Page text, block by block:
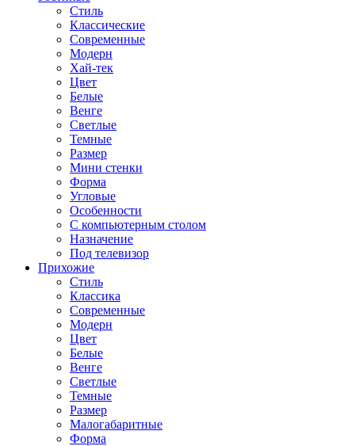
Стиль
Классические
Современные
Модерн
Хай-тек
Цвет
Белые
Венге
Светлые
Темные
Размер
Мини стенки
Форма
Угловые
Особенности
С компьютерным столом
Назначение
Под телевизор
Прихожие
Стиль
Классика
Современные
Модерн
Цвет
Белые
Венге
Светлые
Темные
Размер
Малогабаритные
Форма